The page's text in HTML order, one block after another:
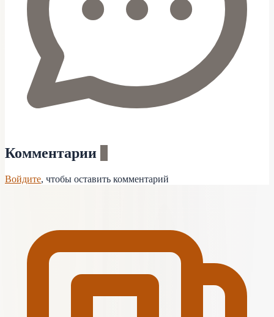
Комментарии
Войдите, чтобы оставить комментарий